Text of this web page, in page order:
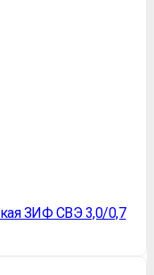
ЗИФ СВЭ 3,0/0,7